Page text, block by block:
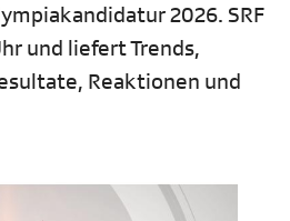
2026. SRF
und liefert Trends,
Reaktionen und